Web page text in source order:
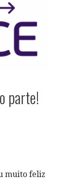
parte!
muito feliz